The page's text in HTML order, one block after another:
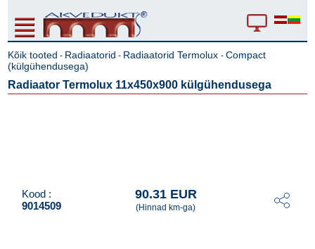
Kõik tooted - Radiaatorid - Radiaatorid Termolux-Compact
(külgühendusega)
Radiaator Termolux 11x450x900 külgühendusega
Kood :
9014509
90.31 EUR
(Hinnad km-ga)